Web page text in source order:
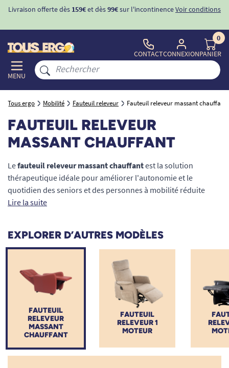
Livraison offerte dès 159€et dès99€sur l'incontinenceVoir conditions
MENU
CONTACTCONNEXION
0
PANIER
Tous ergo Mobilité Fauteuil releveur Fauteuil releveur massant chauffant
FAUTEUIL RELEVEUR
MASSANT CHAUFFANT
Lefauteuil releveur massant chauffantest la solution
thérapeutique idéale pour améliorer l'autonomie et le
quotidien des seniors et des personnes à mobilité réduite
(PMR). En combinant une fonction d'aide à la levée sécurisée,
chaleur douce apaisante
ergonomique soulage efficacement les douleurs musculaires
et articulaires. Que vous souffriez d'arthrose ou de tensions
dorsales, retrouvez un confort optimal. Découvrez la sélection
TOUS ERGO, alliant design élégant, robustesse et maintien
à domicile sécurisé.
Lire la suite
EXPLORER D’AUTRES MODÈLES
FAUTEUIL
RELEVEUR 1
MOTEUR
FAUTEUIL
RELEVEUR
MASSANT
CHAUFFANT